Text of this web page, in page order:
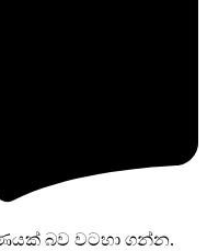
බව වටහා ගන්න.